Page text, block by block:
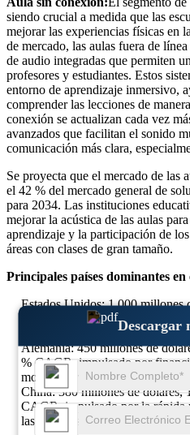
Descargar
siendo crucial a medida que las
mejorar las experiencias físicas en
de mercado, las aulas fuera de
de audio integradas que permiten
profesores y estudiantes. Estos
entorno de aprendizaje inmersivo,
comprender las lecciones de
conexión se actualizan cada vez
avanzados que facilitan el sonido
comunicación más clara,
Se proyecta que el mercado de las
el 42 % del mercado general de
para 2034. Las instituciones
mejorar la acústica de las aulas
aprendizaje y la participación de
áreas con clases de gran tamaño.
Principales países dominantes
Estados Unidos: 1.000 millones
%, 10,9 % CAGR, respaldado
mejoras de la infraestructura de
Alemania: 450 millones de
% CAGR, impulsado por
modernizar la tecnología
China: 380 millones de dólares,
CAGR, impulsado por la rápida
las escuelas que requieren